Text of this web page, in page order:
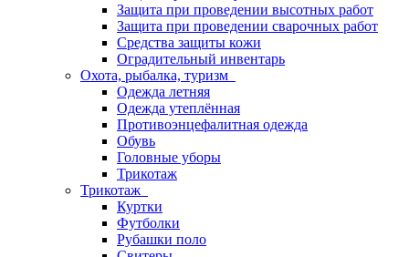
Защита при проведении высотных работ
Защита при проведении сварочных работ
Средства защиты кожи
Оградительный инвентарь
Охота, рыбалка, туризм
Одежда летняя
Одежда утеплённая
Противоэнцефалитная одежда
Обувь
Головные уборы
Трикотаж
Трикотаж
Куртки
Футболки
Рубашки поло